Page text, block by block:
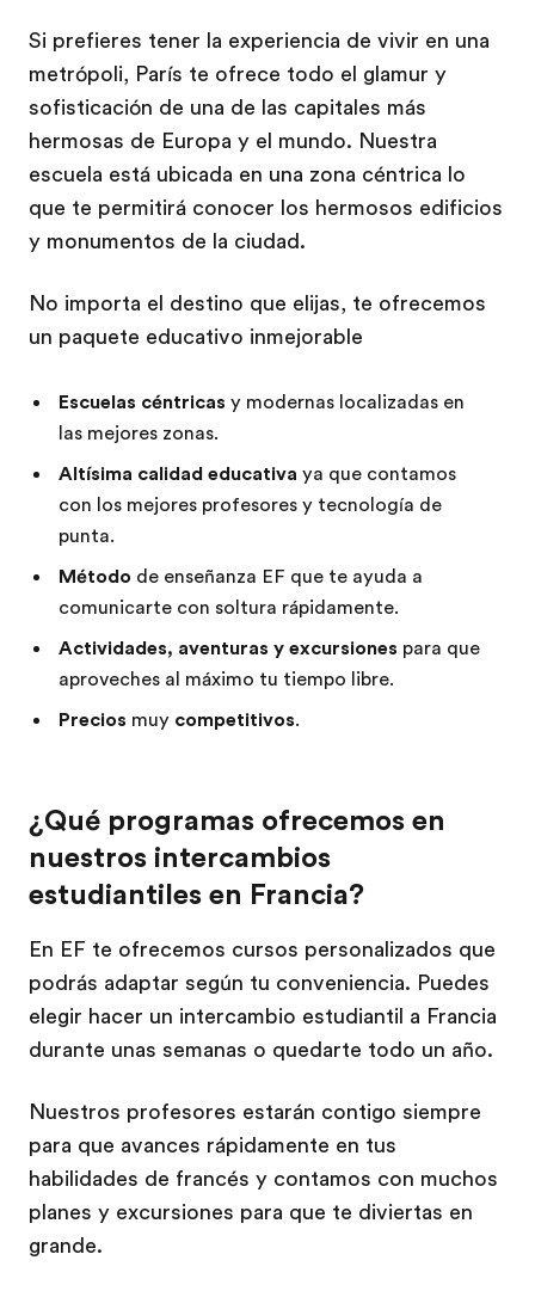
Si prefieres tener la experiencia de vivir en una
metrópoli, París te ofrece todo el glamur y
sofisticación de una de las capitales más
hermosas de Europa y el mundo. Nuestra
escuela está ubicada en una zona céntrica lo
que te permitirá conocer los hermosos edificios
y monumentos de la ciudad.
No importa el destino que elijas, te ofrecemos
un paquete educativo inmejorable
Escuelas céntricas y modernas localizadas en
las mejores zonas.
Altísima calidad educativa ya que contamos
con los mejores profesores y tecnología de
punta.
Método de enseñanza EF que te ayuda a
comunicarte con soltura rápidamente.
Actividades, aventuras y excursiones para que
aproveches al máximo tu tiempo libre.
Precios muy competitivos.
¿Qué programas ofrecemos en
nuestros intercambios
estudiantiles en Francia?
En EF te ofrecemos cursos personalizados que
podrás adaptar según tu conveniencia. Puedes
elegir hacer un intercambio estudiantil a Francia
durante unas semanas o quedarte todo un año.
Nuestros profesores estarán contigo siempre
para que avances rápidamente en tus
habilidades de francés y contamos con muchos
planes y excursiones para que te diviertas en
grande.